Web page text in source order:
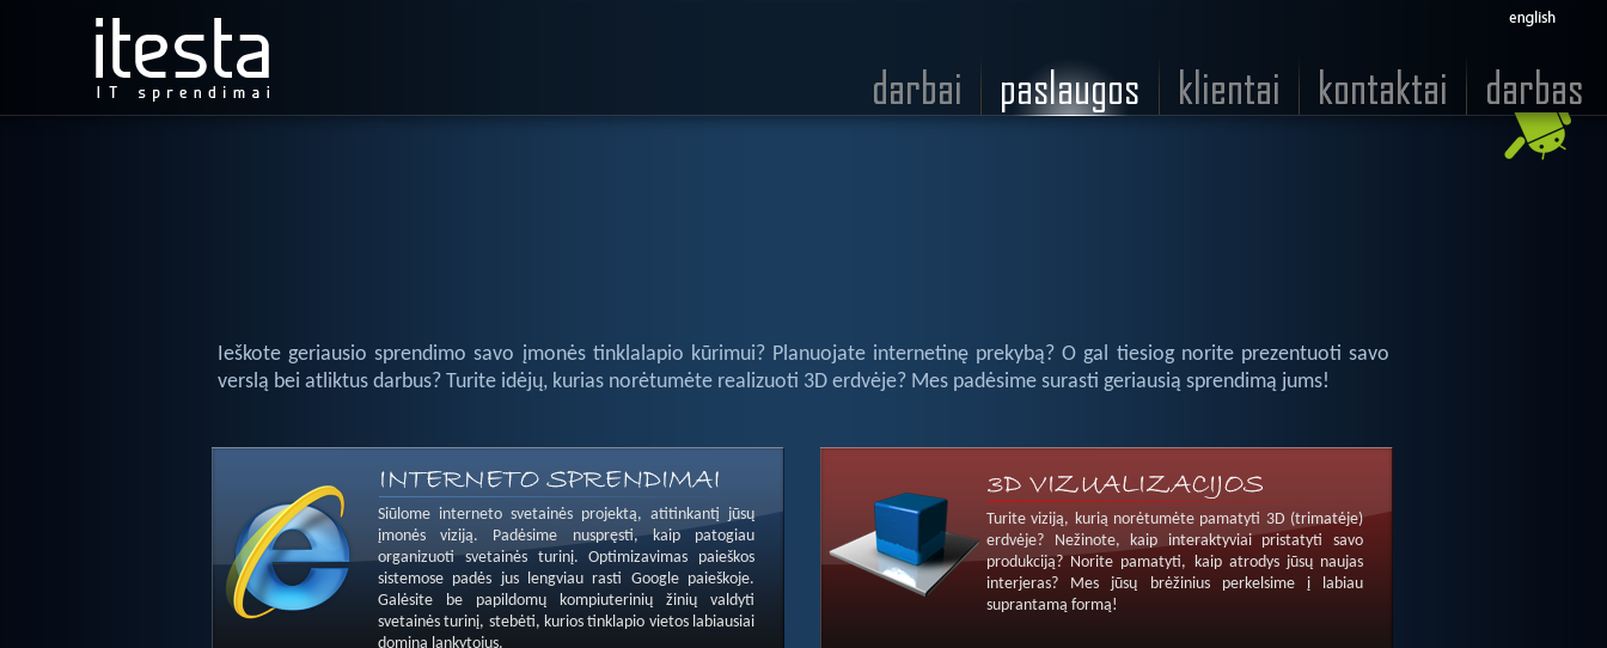
Ieškote geriausio sprendimo savo įmonės tinklalapio kūrimui? Planuojate internetinę prekybą? O gal tiesiog norite prezentuoti savo
verslą bei atliktus darbus? Turite idėjų, kurias norėtumėte realizuoti 3D erdvėje? Mes padėsime surasti geriausią sprendimą jums!
Siūlome interneto svetainės projektą, atitinkantį jūsų
įmonės viziją. Padėsime nuspręsti, kaip patogiau
organizuoti svetainės turinį. Optimizavimas paieškos
sistemose padės jus lengviau rasti Google paieškoje.
Galėsite be papildomų kompiuterinių žinių valdyti
svetainės turinį, stebėti, kurios tinklapio vietos labiausiai
domina lankytojus.
Turite viziją, kurią norėtumėte pamatyti 3D (trimatėje)
erdvėje? Nežinote, kaip interaktyviai pristatyti savo
produkciją? Norite pamatyti, kaip atrodys jūsų naujas
interjeras? Mes jūsų brėžinius perkelsime į labiau
suprantamą formą!